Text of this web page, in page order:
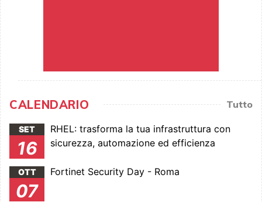
CALENDARIO Tutto
SET
16
RHEL: trasforma la tua infrastruttura con
sicurezza, automazione ed efficienza
OTT
07
Fortinet Security Day - Roma